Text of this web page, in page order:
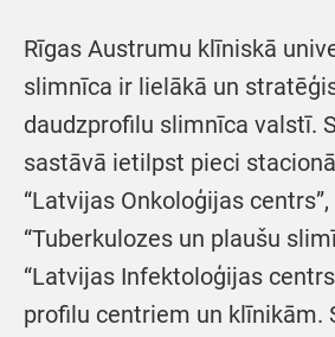
Rīgas Austrumu klīniskā
slimnīca ir lielākā un
daudzprofilu slimnīca valstī.
sastāvā ietilpst pieci
“Latvijas Onkoloģijas centrs”,
“Tuberkulozes un plaušu
“Latvijas Infektoloģijas
profilu centriem un klīnikām.